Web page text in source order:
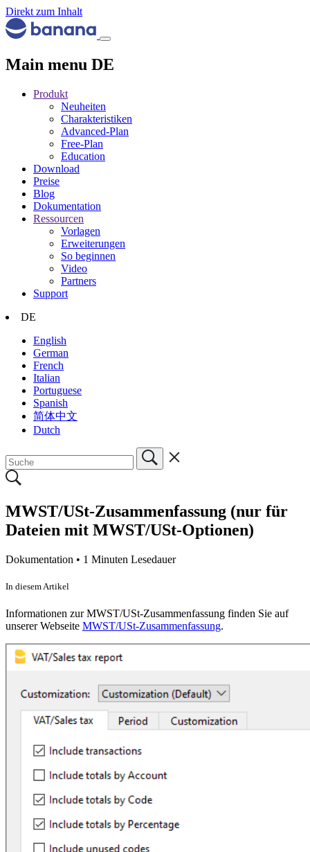
Direkt zum Inhalt
Main menu DE
Produkt
Neuheiten
Charakteristiken
Advanced-Plan
Free-Plan
Education
Download
Preise
Blog
Dokumentation
Ressourcen
Vorlagen
Erweiterungen
So beginnen
Video
Partners
Support
DE
English
German
French
Italian
Portuguese
Spanish
简体中文
Dutch
MWST/USt-Zusammenfassung (nur für
Dateien mit MWST/USt-Optionen)
Dokumentation • 1 Minuten Lesedauer
In diesem Artikel
Informationen zur MWST/USt-Zusammenfassung finden Sie auf
unserer Webseite MWST/USt-Zusammenfassung.